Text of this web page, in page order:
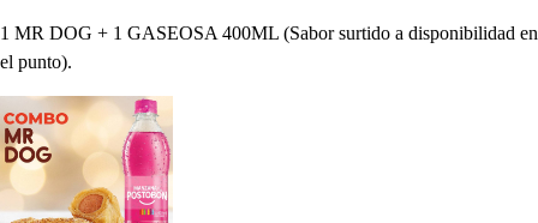
1 MR DOG + 1 GASEOSA 400ML (Sabor surtido a disponibilidad en
el punto).